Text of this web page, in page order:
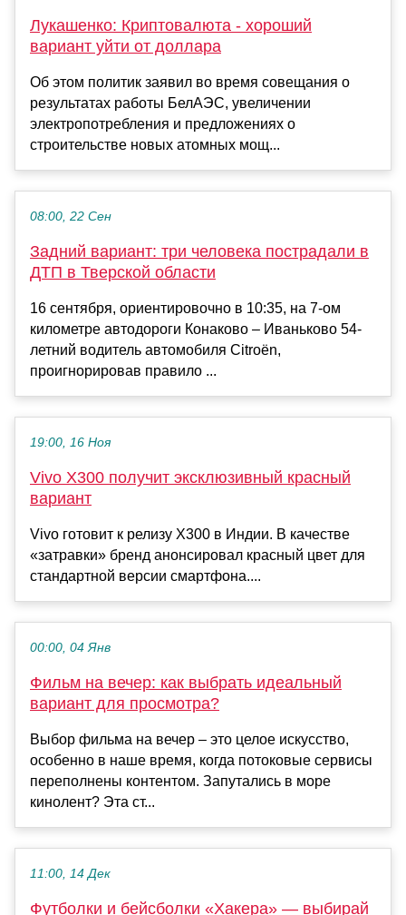
Лукашенко: Криптовалюта - хороший
вариант уйти от доллара
Об этом политик заявил во время совещания о
результатах работы БелАЭС, увеличении
электропотребления и предложениях о
строительстве новых атомных мощ...
08:00, 22 Сен
Задний вариант: три человека пострадали в
ДТП в Тверской области
16 сентября, ориентировочно в 10:35, на 7-ом
километре автодороги Конаково – Иваньково 54-
летний водитель автомобиля Citroën,
проигнорировав правило ...
19:00, 16 Ноя
Vivo X300 получит эксклюзивный красный
вариант
Vivo готовит к релизу X300 в Индии. В качестве
«затравки» бренд анонсировал красный цвет для
стандартной версии смартфона....
00:00, 04 Янв
Фильм на вечер: как выбрать идеальный
вариант для просмотра?
Выбор фильма на вечер – это целое искусство,
особенно в наше время, когда потоковые сервисы
переполнены контентом. Запутались в море
кинолент? Эта ст...
11:00, 14 Дек
Футболки и бейсболки «Хакера» — выбирай